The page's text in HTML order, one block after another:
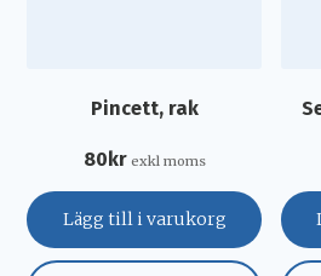
Pincett, rak
80kr exkl moms
Lägg till i varukorg